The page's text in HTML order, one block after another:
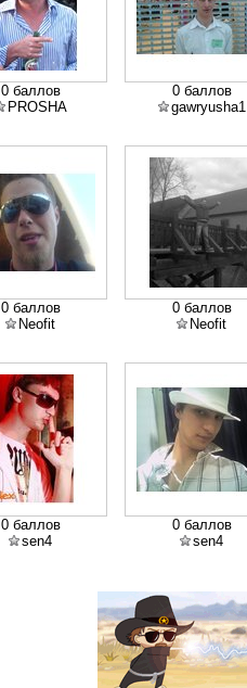
0 баллов
PROSHA
0 баллов
gawryusha1
0 баллов
Neofit
0 баллов
Neofit
0 баллов
sen4
0 баллов
sen4